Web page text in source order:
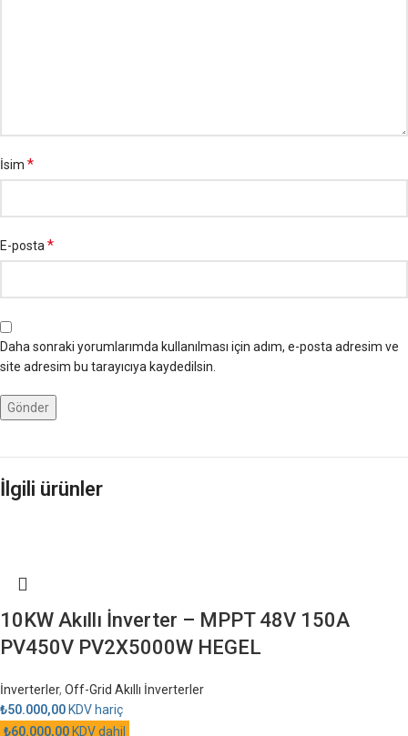
İsim *
E-posta *
Daha sonraki yorumlarımda kullanılması için adım, e-posta adresim ve
site adresim bu tarayıcıya kaydedilsin.
İlgili ürünler
10KW Akıllı İnverter – MPPT 48V 150A
PV450V PV2X5000W HEGEL
İnverterler, Off-Grid Akıllı İnverterler
₺50.000,00KDV hariç
₺60.000,00KDV dahil